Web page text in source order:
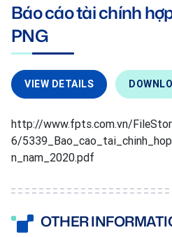
Báo cáo tài chính
PNG
VIEW DETAILS
http://www.fpts.com.vn/
6/
n_nam_2020.pdf
OTHER